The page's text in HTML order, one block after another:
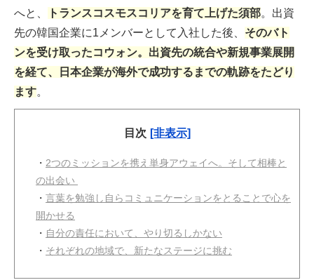
へと、
トランスコスモスコリアを育て上げた須部。出資
先の韓国企業に1メンバーとして入社した後、 そのバト
ンを受け取ったコウォン。出資先の統合や新規事業展開
を経て、日本企業が海外で成功するまでの軌跡をたどり
ます。
目次 [非表示]
・ 2つのミッションを携え単身アウェイへ。そして相棒と
の出会い
・ 言葉を勉強し自らコミュニケーションをとることで心を
開かせる
・ 自分の責任において、やり切るしかない
・ ​​​​それぞれの地域で、新たなステージに挑む